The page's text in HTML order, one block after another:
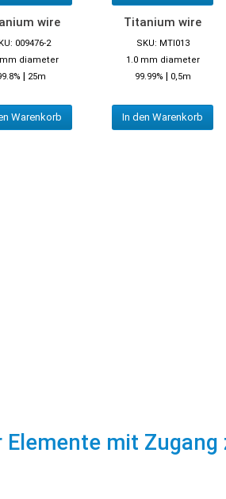
wire
009476-2
mm diameter
| 25m
Warenkorb
Titanium wire
SKU: MTI013
1.0 mm diameter
99.99% | 0,5m
In den Warenkorb
Elemente mit Zugang